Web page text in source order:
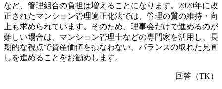
など、管理組合の負担は増えることになります。2020年に改
正されたマンション管理適正化法では、管理の質の維持・向
上も求められています。そのため、理事会だけで進めるのが
難しい場合は、マンション管理士などの専門家を活用し、長
期的な視点で資産価値を損なわない、バランスの取れた見直
しを進めることをお勧めします。
回答（TK）